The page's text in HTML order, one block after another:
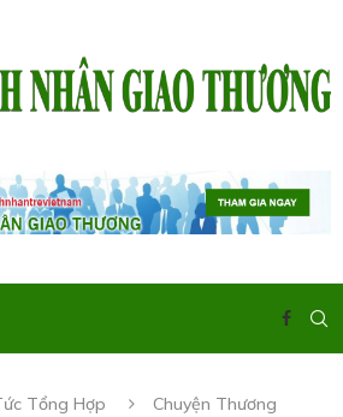
Tổng Hợp
Chuyện Thương